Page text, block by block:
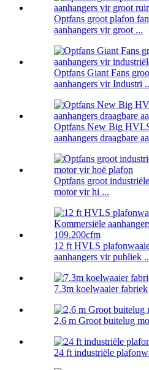
Optfans groot plafon
aanhangers vir groot ...
Optfans Giant Fans
aanhangers vir Industri
Optfans New Big
aanhangers draagbare
Optfans groot
motor vir hi ...
12 ft HVLS
aanhangers vir publiek
7.3m koelwaaier fabriek
2,6 m Groot buitelug
24 ft industriële